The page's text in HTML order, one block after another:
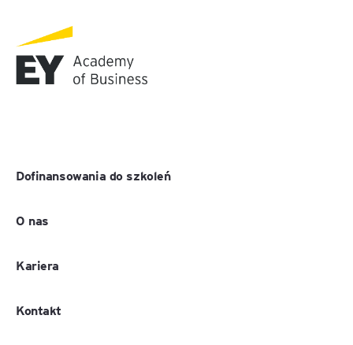
Dofinansowania do szkoleń
O nas
Kariera
Kontakt